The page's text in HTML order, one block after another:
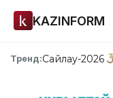
KAZINFORM
Тренд:Сайлау-2026